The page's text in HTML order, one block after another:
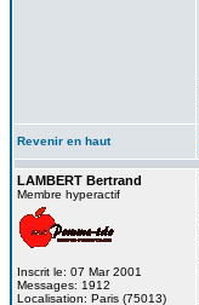
Revenir en haut
LAMBERT Bertrand
Membre hyperactif
Inscrit le: 07 Mar 2001
Messages: 1912
Localisation: Paris (75013)